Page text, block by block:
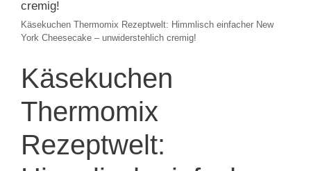
Käsekuchen Thermomix Rezeptwelt: Himmlisch einfacher New
York Cheesecake – unwiderstehlich cremig!
Käsekuchen
Thermomix
Rezeptwelt: